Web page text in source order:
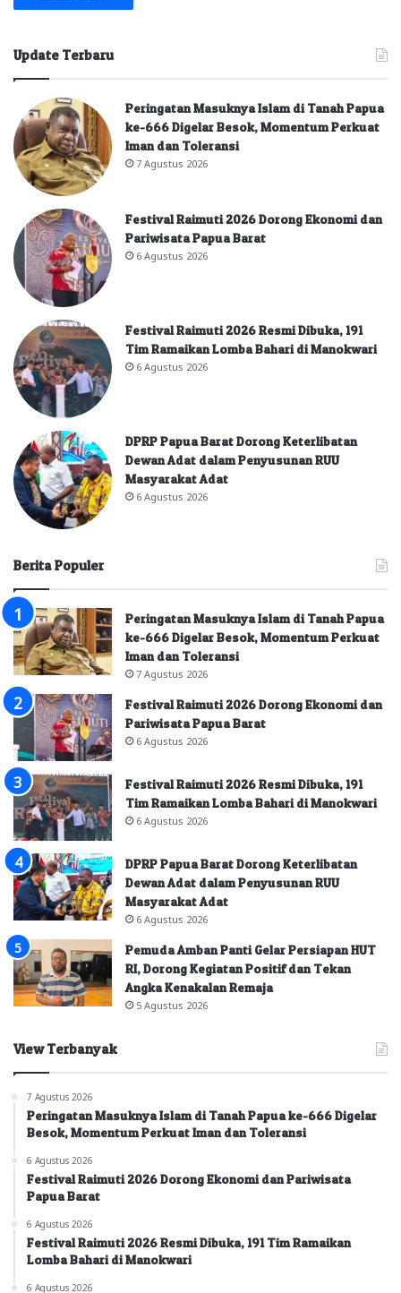
Update Terbaru
Peringatan Masuknya Islam di Tanah Papua
ke-666 Digelar Besok, Momentum Perkuat
Iman dan Toleransi
7 Agustus 2026
Festival Raimuti 2026 Dorong Ekonomi dan
Pariwisata Papua Barat
6 Agustus 2026
Festival Raimuti 2026 Resmi Dibuka, 191
Tim Ramaikan Lomba Bahari di Manokwari
6 Agustus 2026
DPRP Papua Barat Dorong Keterlibatan
Dewan Adat dalam Penyusunan RUU
Masyarakat Adat
6 Agustus 2026
Berita Populer
Peringatan Masuknya Islam di Tanah Papua
ke-666 Digelar Besok, Momentum Perkuat
Iman dan Toleransi
7 Agustus 2026
Festival Raimuti 2026 Dorong Ekonomi dan
Pariwisata Papua Barat
6 Agustus 2026
Festival Raimuti 2026 Resmi Dibuka, 191
Tim Ramaikan Lomba Bahari di Manokwari
6 Agustus 2026
DPRP Papua Barat Dorong Keterlibatan
Dewan Adat dalam Penyusunan RUU
Masyarakat Adat
6 Agustus 2026
Pemuda Amban Panti Gelar Persiapan HUT
RI, Dorong Kegiatan Positif dan Tekan
Angka Kenakalan Remaja
5 Agustus 2026
View Terbanyak
7 Agustus 2026
Peringatan Masuknya Islam di Tanah Papua ke-666 Digelar
Besok, Momentum Perkuat Iman dan Toleransi
6 Agustus 2026
Festival Raimuti 2026 Dorong Ekonomi dan Pariwisata
Papua Barat
6 Agustus 2026
Festival Raimuti 2026 Resmi Dibuka, 191 Tim Ramaikan
Lomba Bahari di Manokwari
6 Agustus 2026